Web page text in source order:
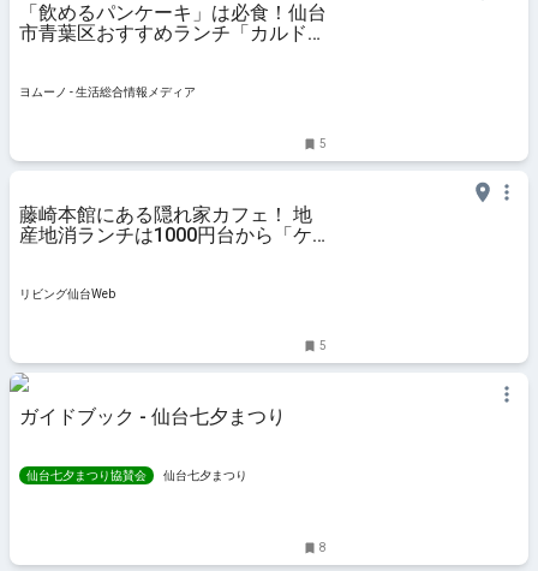
「飲めるパンケーキ」は必食！仙台
市青葉区おすすめランチ「カルド
ヨムーノ - 生活総合情報メディア
5
藤崎本館にある隠れ家カフェ！ 地
産地消ランチは1000円台から「ケ
リビング仙台Web
5
ガイドブック - 仙台七夕まつり
仙台七夕まつり協賛会 仙台七夕まつり
8